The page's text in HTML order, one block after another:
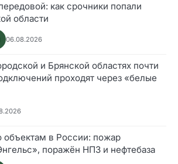
как срочники попали
области
06.08.2026
и Брянской областях почти
проходят через «белые
объектам в России: пожар
поражён НПЗ и нефтебаза